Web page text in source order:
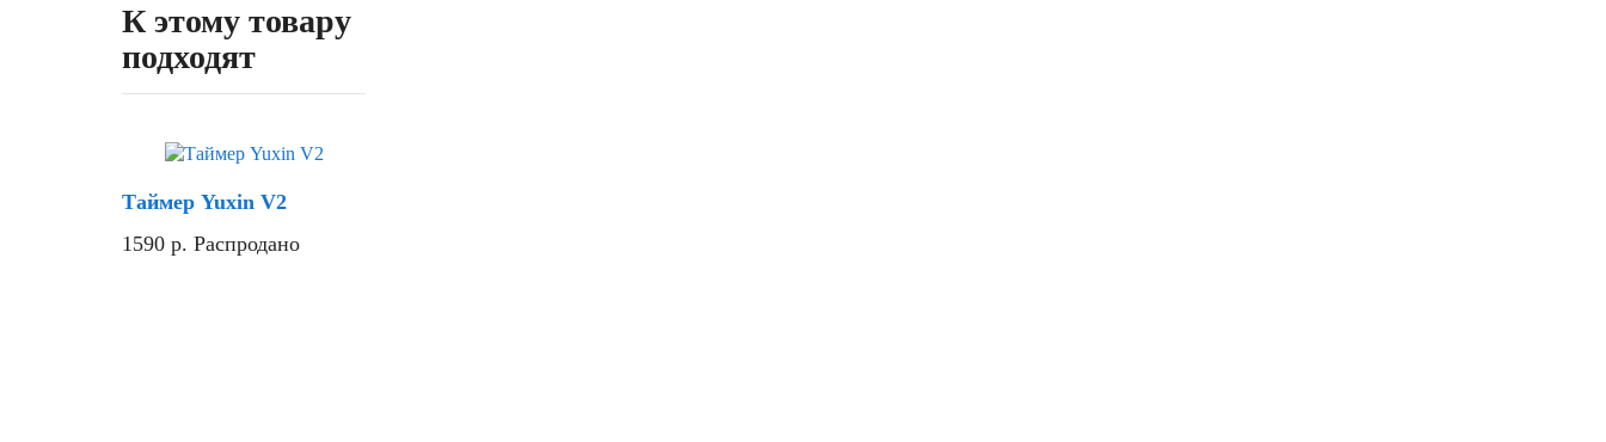
К этому товару
подходят
Таймер Yuxin V2
1590 р. Распродано